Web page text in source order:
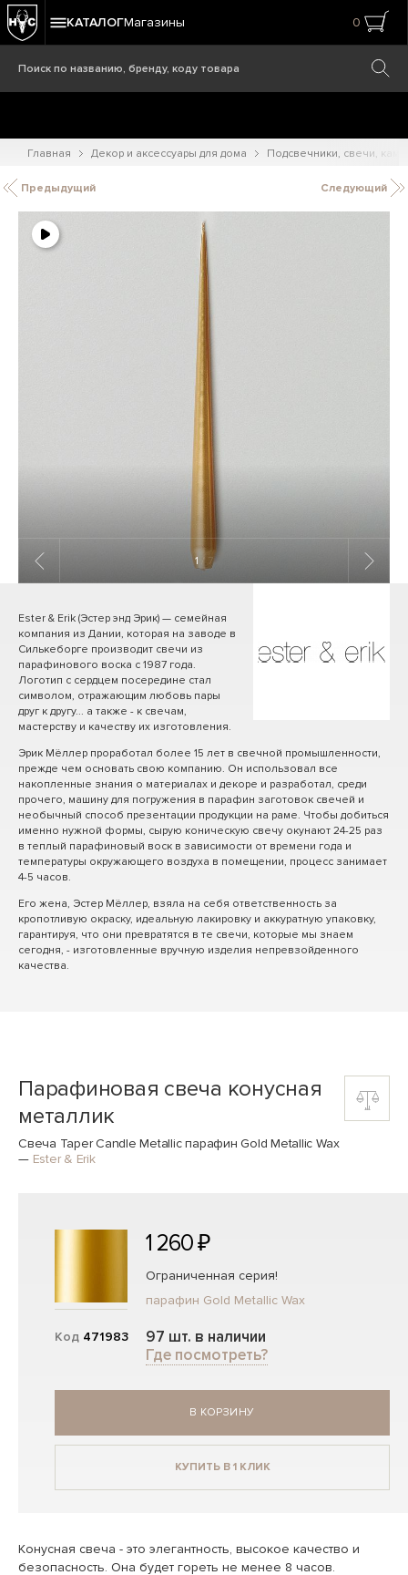
КАТАЛОГМагазины 0
Главная Декор и аксессуары для дома Подсвечники, свечи,
Предыдущий Следующий
1 / 7
Ester & Erik (Эстер энд Эрик) — семейная
компания из Дании, которая на заводе в
Силькеборге производит свечи из
парафинового воска с 1987 года.
Логотип с сердцем посередине стал
символом, отражающим любовь пары
друг к другу... а также - к свечам,
мастерству и качеству их изготовления.
Эрик Мёллер проработал более 15 лет в свечной промышленности,
прежде чем основать свою компанию. Он использовал все
накопленные знания о материалах и декоре и разработал, среди
прочего, машину для погружения в парафин заготовок свечей и
необычный способ презентации продукции на раме. Чтобы добиться
именно нужной формы, сырую коническую свечу окунают 24-25 раз
в теплый парафиновый воск в зависимости от времени года и
температуры окружающего воздуха в помещении, процесс занимает
4-5 часов.
Его жена, Эстер Мёллер, взяла на себя ответственность за
кропотливую окраску, идеальную лакировку и аккуратную упаковку,
гарантируя, что они превратятся в те свечи, которые мы знаем
сегодня, - изготовленные вручную изделия непревзойденного
качества.
Парафиновая свеча конусная
металлик
Свеча Taper Candle Metallic парафин Gold Metallic Wax
— Ester & Erik
Код 471983
1 260 ₽
Ограниченная серия!
парафин Gold Metallic Wax
97 шт. в наличии
Где посмотреть?
В КОРЗИНУ
КУПИТЬ В 1 КЛИК
Конусная свеча - это элегантность, высокое качество и
безопасность. Она будет гореть не менее 8 часов.